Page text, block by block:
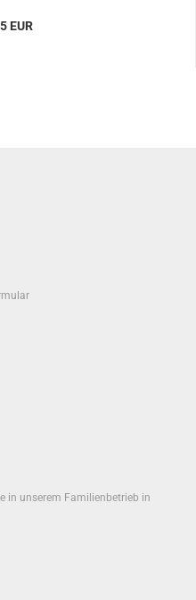
EUR
in unserem Familienbetrieb in